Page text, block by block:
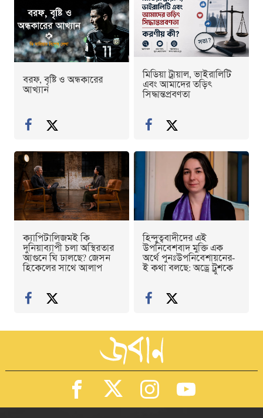
বরফ, বৃষ্টি ও অন্ধকারের
আখ্যান
মিডিয়া ট্রায়াল, ভাইরালিটি
এবং আমাদের তড়িৎ
সিদ্ধান্তপ্রবণতা
ক্যাপিটালিজমই কি
দুনিয়াব্যাপী চলা অস্থিরতার
আগুনে ঘি ঢালছে? জেসন
হিকেলের সাথে আলাপ
হিন্দুত্ববাদীদের এই
উপনিবেশবাদ মুক্তি এক
অর্থে পুনঃউপনিবেশায়নের-
ই কথা বলছে: অড্রে ট্রুশকে